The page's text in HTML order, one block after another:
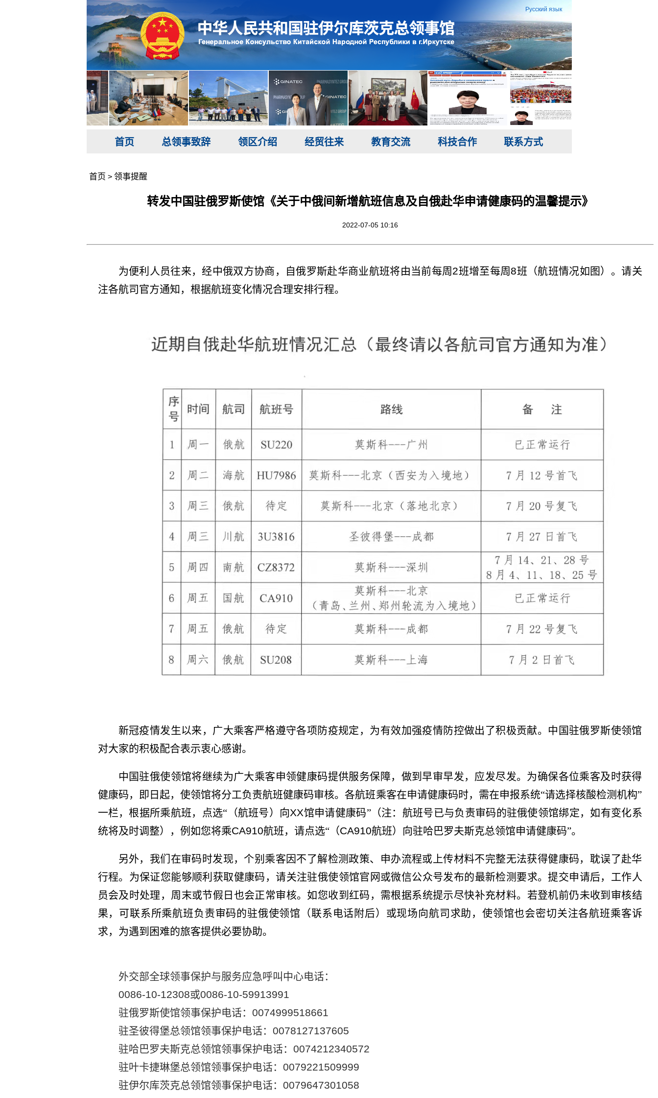
Русский язык
首页 总领事致辞 领区介绍 经贸往来 教育交流 科技合作 联系方式
首页 > 领事提醒
转发中国驻俄罗斯使馆《关于中俄间新增航班信息及自俄赴华申请健康码的温馨提示》
2022-07-05 10:16
为便利人员往来，经中俄双方协商，自俄罗斯赴华商业航班将由当前每周 2班增至每周 8班（航班情况如图）。请关
注各航司官方通知，根据航班变化情况合理安排行程。
新冠疫情发生以来，广大乘客严格遵守各项防疫规定，为有效加强疫情防控做出了积极贡献。中国驻俄罗斯使领馆
对大家的积极配合表示衷心感谢。
中国驻俄使领馆将继续为广大乘客申领健康码提供服务保障，做到早审早发，应发尽发。为确保各位乘客及时获得
健康码，即日起，使领馆将分工负责航班健康码审核。各航班乘客在申请健康码时，需在申报系统“请选择核酸检测机构”
一栏，根据所乘航班，点选“（航班号）向XX馆申请健康码”（注：航班号已与负责审码的驻俄使领馆绑定，如有变化系
统将及时调整），例如您将乘CA910航班，请点选“（CA910航班）向驻哈巴罗夫斯克总领馆申请健康码”。
另外，我们在审码时发现，个别乘客因不了解检测政策、申办流程或上传材料不完整无法获得健康码，耽误了赴华
行程。为保证您能够顺利获取健康码，请关注驻俄使领馆官网或微信公众号发布的最新检测要求。提交申请后，工作人
员会及时处理，周末或节假日也会正常审核。如您收到红码，需根据系统提示尽快补充材料。若登机前仍未收到审核结
果，可联系所乘航班负责审码的驻俄使领馆（联系电话附后）或现场向航司求助，使领馆也会密切关注各航班乘客诉
求，为遇到困难的旅客提供必要协助。
外交部全球领事保护与服务应急呼叫中心电话：
0086-10-12308或0086-10-59913991
驻俄罗斯使馆领事保护电话： 0074999518661
驻圣彼得堡总领馆领事保护电话： 0078127137605
驻哈巴罗夫斯克总领馆领事保护电话： 0074212340572
驻叶卡捷琳堡总领馆领事保护电话： 0079221509999
驻伊尔库茨克总领馆领事保护电话： 0079647301058